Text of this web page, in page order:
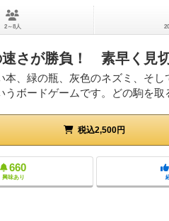
2～8人
さが勝負！ 素早く見
本、緑の瓶、灰色のネズミ、そ
うボードゲームです。どの駒を取
税込2,500円
660
興味あり